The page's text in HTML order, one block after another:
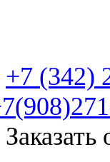
+7 (342)